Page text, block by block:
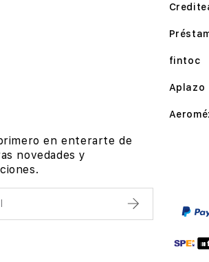
fintoc
Aplazo
en enterarte de
novedades y